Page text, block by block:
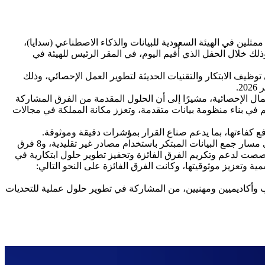
في الهيئة السعودية للبيانات والذكاء الاصطناعي (سدايا)،
وذلك خلال الحفل الذي أُقيم اليوم، في المقر الرئيس للهيئة في
الهيئة خلال الفترة من 15 فبراير إلى 15 أبريل 2026، ويُعد الأول من نوعه في توظيف الابتكار والتقنيات الحديثة لتطوير العمل الإحصائي، وذلك
الإحصائية، مشيرًا إلى أن الحلول المقدمة من الفرق المشاركة
بناء منظومة بيانات متقدمة، وتعزز مكانة المملكة في مجالات
كفاءتها، بما يدعم صناع القرار بمؤشرات دقيقة وموثوقة.
وأوضحت الهيئة أن الهكاثون اشتمل على مسارين رئيسين، تنافس فيهما 132 فريقًا، تأهل منهم 16 فريقًا إلى المرحلة النهائية، بواقع 8 فرق في مسار جمع البيانات المبتكر باستخدام مصادر غير تقليدية، و8 فرق
والتصنيف باستخدام تقنيات الذكاء الاصطناعي. وقد بلغت القيمة الإجمالية للجوائز المالية للهكاثون 75,000 ريال، خُصصت لدعم وتكريم الفرق الفائزة وتحفيز تطوير حلول ابتكارية في
الإحصاءات الرسمية وتعزيز موثوقيتها، وكانت الفرق الفائزة على النحو التالي:
وأكاديميين ومهنيين، من المشاركة في تطوير حلول عملية للتحديات